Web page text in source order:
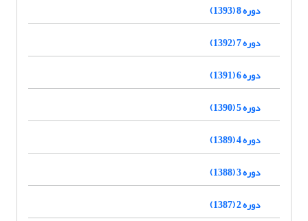
دوره 8 (1393)
دوره 7 (1392)
دوره 6 (1391)
دوره 5 (1390)
دوره 4 (1389)
دوره 3 (1388)
دوره 2 (1387)